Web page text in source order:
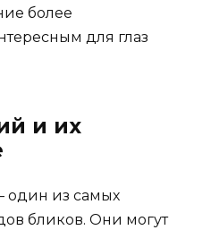
более
для глаз
и их
один из самых
бликов. Они могут